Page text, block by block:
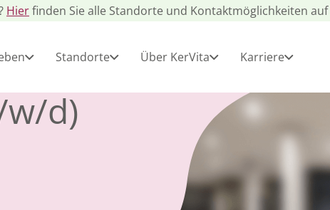
Hierfinden Sie alle Standorte und Kontaktmöglichkeiten auf
Standorte Über KerVita Karriere
d)